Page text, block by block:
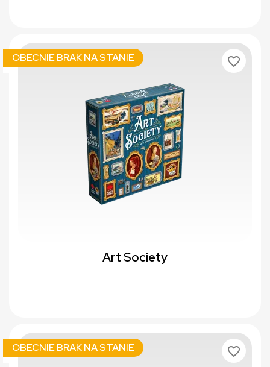
Art Society
OBECNIE BRAK NA STANIE favorite_border
OBECNIE BRAK NA STANIE favorite_border